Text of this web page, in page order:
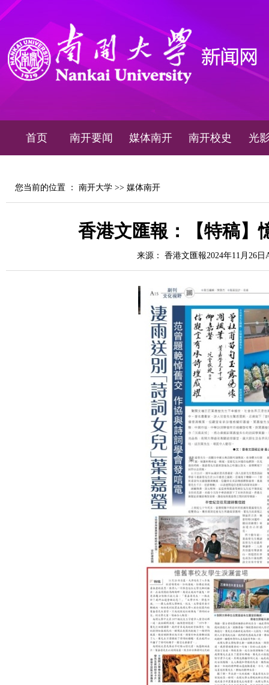
首页 南开要闻 媒体南开 南开校史 光
您当前的位置 ： 南开大学 >> 媒体南开
香港文匯報：【特稿】
来源： 香港文匯報2024年11月26日